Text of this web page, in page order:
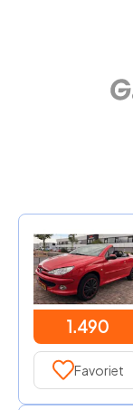
1.490
Favoriet